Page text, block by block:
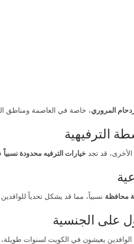
المروري، خاصة في العاصمة ومناطق
الأخرى، قد تجد خيارات الترفيه محدودة نسبياً
محافظة نسبياً، مما قد يشكل تحدياً
يعيشون في الكويت لسنوات طويلة،